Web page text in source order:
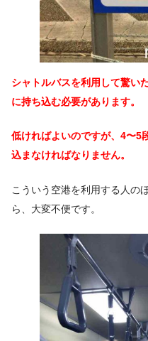
シャトルバスを利用して驚い
に持ち込む必要があります。
低ければよいのですが、4〜5
込まなければなりません。
こういう空港を利用する人の
ら、大変不便です。